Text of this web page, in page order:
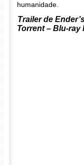
humanidade.
Trailer de
Torrent – Blu-ray